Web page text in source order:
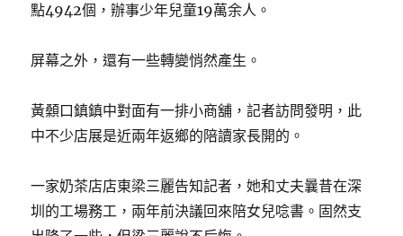
點4942個，辦事少年兒童19萬余人。
屏幕之外，還有一些轉變悄然產生。
黃顙口鎮鎮中對面有一排小商舖，記者訪問發明，此
中不少店展是近兩年返鄉的陪讀家長開的。
一家奶茶店店東梁三麗告知記者，她和丈夫曩昔在深
圳的工場務工，兩年前決議回來陪女兒唸書。固然支